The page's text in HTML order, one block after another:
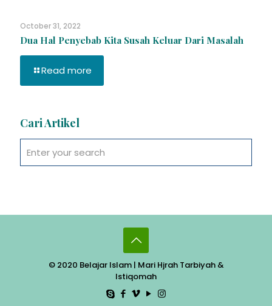
October 31, 2022
Dua Hal Penyebab Kita Susah Keluar Dari Masalah
Read more
Cari Artikel
© 2020 Belajar Islam | Mari Hjrah Tarbiyah &
Istiqomah